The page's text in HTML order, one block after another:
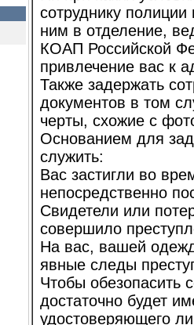
сотруднику
ним в отделение,
КОАП Российской
привлечение вас к
Также задержать
документов в том
черты, схожие с
Основанием для
служить:
Вас застигли во
непосредственно
Свидетели или
совершило
На вас, вашей
явные следы
Чтобы обезопасить
достаточно будет
удостоверяющего